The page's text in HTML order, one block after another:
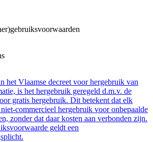
het Vlaamse decreet voor hergebruik van
is het hergebruik geregeld d.m.v. de
gratis hergebruik. Dit betekent dat elk
commercieel hergebruik voor onbepaalde
zonder dat daar kosten aan verbonden zijn.
geldt een